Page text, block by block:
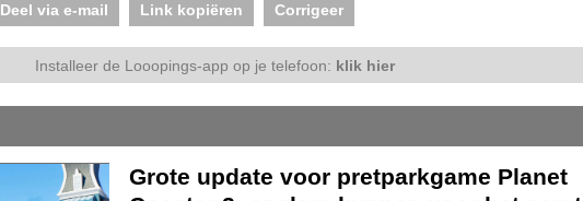
Deel via e-mail Link kopiëren Corrigeer
Installeer de Looopings-app op je telefoon: klik hier
Grote update voor pretparkgame Planet